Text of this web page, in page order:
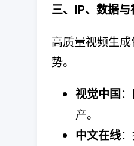
三、IP、数据与
高质量视频生
势。
视觉中国
产。
中文在线